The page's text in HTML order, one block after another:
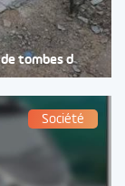
tombes d
Société